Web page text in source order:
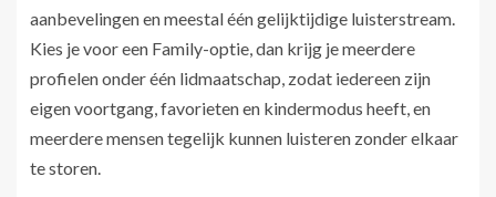
aanbevelingen en meestal één gelijktijdige luisterstream.
Kies je voor een Family-optie, dan krijg je meerdere
profielen onder één lidmaatschap, zodat iedereen zijn
eigen voortgang, favorieten en kindermodus heeft, en
meerdere mensen tegelijk kunnen luisteren zonder elkaar
te storen.